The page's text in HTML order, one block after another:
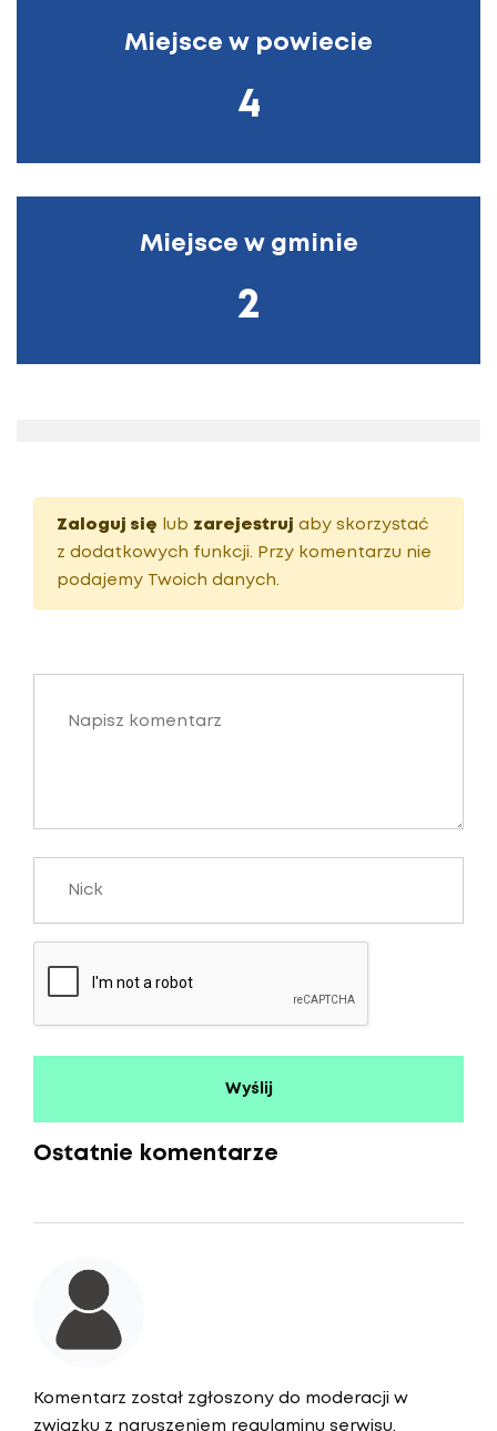
Miejsce w powiecie
4
Miejsce w gminie
2
Zaloguj się lub zarejestruj aby skorzystać
z dodatkowych funkcji. Przy komentarzu nie
podajemy Twoich danych.
Ostatnie komentarze
Komentarz został zgłoszony do moderacji w
związku z naruszeniem regulaminu serwisu.